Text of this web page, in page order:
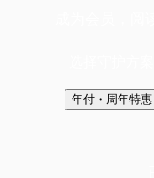
年付・周年特惠